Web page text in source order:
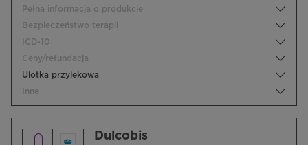
Pełna informacja o produkcie
Bezpieczeństwo terapii
ICD-10
Ceny/refundacja
Ulotka przylekowa
Inne
Dulcobis